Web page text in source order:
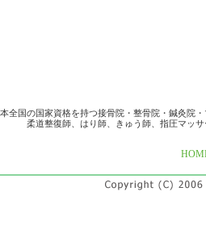
全国の国家資格を持つ接骨院・整骨院・鍼灸院
柔道整復師、はり師、きゅう師、指圧マッ